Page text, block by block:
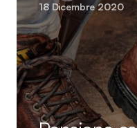
18 Dicembre 2020